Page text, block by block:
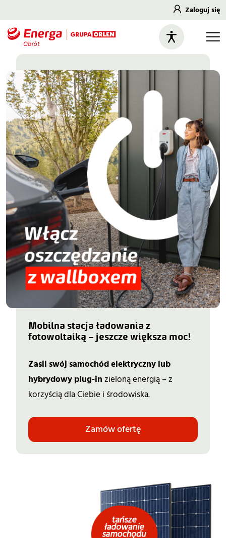
Zaloguj się
Mobilna stacja ładowania z
fotowoltaiką – jeszcze większa moc!
Zasil swój samochód elektryczny lub
hybrydowy plug-in zieloną energią – z
korzyścią dla Ciebie i środowiska.
Zamów ofertę